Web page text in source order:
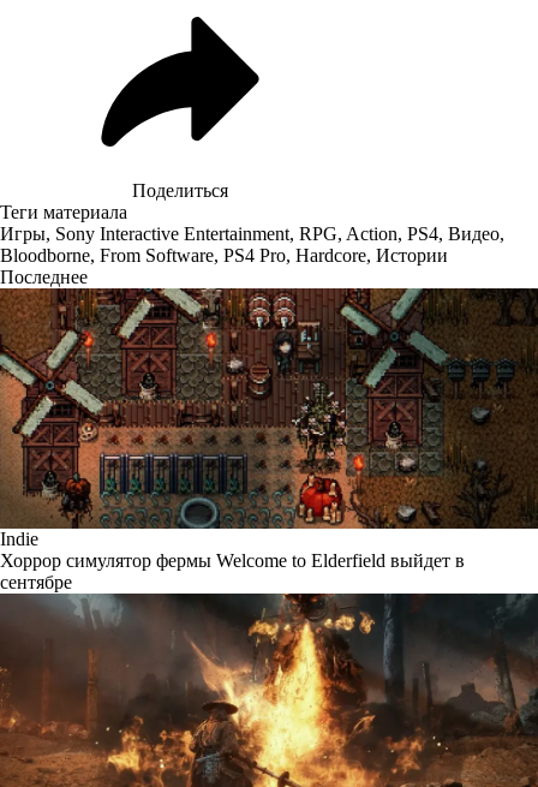
Поделиться
Теги материала
Игры, Sony Interactive Entertainment, RPG, Action, PS4, Видео,
Bloodborne, From Software, PS4 Pro, Hardcore, Истории
Последнее
Indie
Хоррор симулятор фермы Welcome to Elderfield выйдет в
сентябре